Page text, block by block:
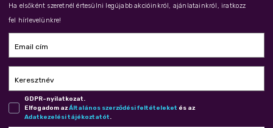
Népszerű keresések
Ha elsőként szeretnél értesülni legújabb akcióinkról, ajánlatainkról, iratkozz
fel hírlevelünkre!
Email cím
Keresztnév
GDPR-nyilatkozat.
Elfogadom azÁl­ta­lá­nos szer­ző­dé­si fel­té­te­le­ket és az
Adat­ke­ze­lé­si tá­jé­koz­ta­tót.